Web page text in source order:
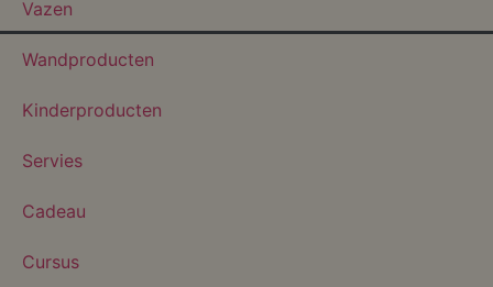
Vazen
Wandproducten
Kinderproducten
Servies
Cadeau
Cursus